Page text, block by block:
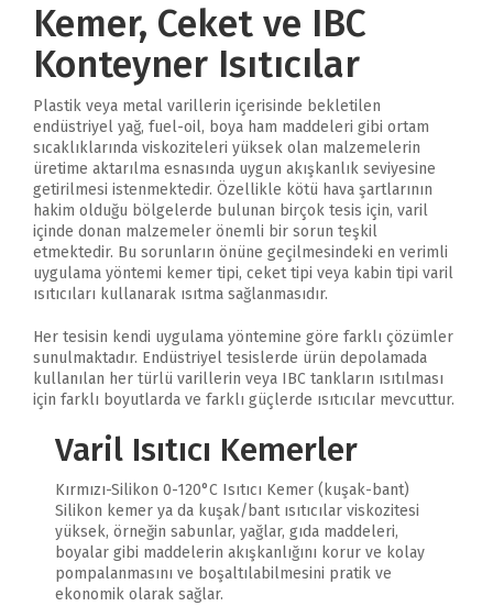
Kemer, Ceket ve IBC
Konteyner Isıtıcılar
Plastik veya metal varillerin içerisinde bekletilen
endüstriyel yağ, fuel-oil, boya ham maddeleri gibi ortam
sıcaklıklarında viskoziteleri yüksek olan malzemelerin
üretime aktarılma esnasında uygun akışkanlık seviyesine
getirilmesi istenmektedir. Özellikle kötü hava şartlarının
hakim olduğu bölgelerde bulunan birçok tesis için, varil
içinde donan malzemeler önemli bir sorun teşkil
etmektedir. Bu sorunların önüne geçilmesindeki en verimli
uygulama yöntemi kemer tipi, ceket tipi veya kabin tipi varil
ısıtıcıları kullanarak ısıtma sağlanmasıdır.
Her tesisin kendi uygulama yöntemine göre farklı çözümler
sunulmaktadır. Endüstriyel tesislerde ürün depolamada
kullanılan her türlü varillerin veya IBC tankların ısıtılması
için farklı boyutlarda ve farklı güçlerde ısıtıcılar mevcuttur.
Varil Isıtıcı Kemerler
Kırmızı-Silikon 0-120°C Isıtıcı Kemer (kuşak-bant)
Silikon kemer ya da kuşak/bant ısıtıcılar viskozitesi
yüksek, örneğin sabunlar, yağlar, gıda maddeleri,
boyalar gibi maddelerin akışkanlığını korur ve kolay
pompalanmasını ve boşaltılabilmesini pratik ve
ekonomik olarak sağlar.